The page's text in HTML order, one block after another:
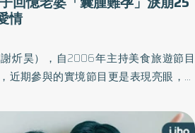
情
炘昊），自2006年主持美食旅遊節目
近期參與的實境節目更是表現亮眼，其
更表現出對愛妻的疼惜。《優活健康